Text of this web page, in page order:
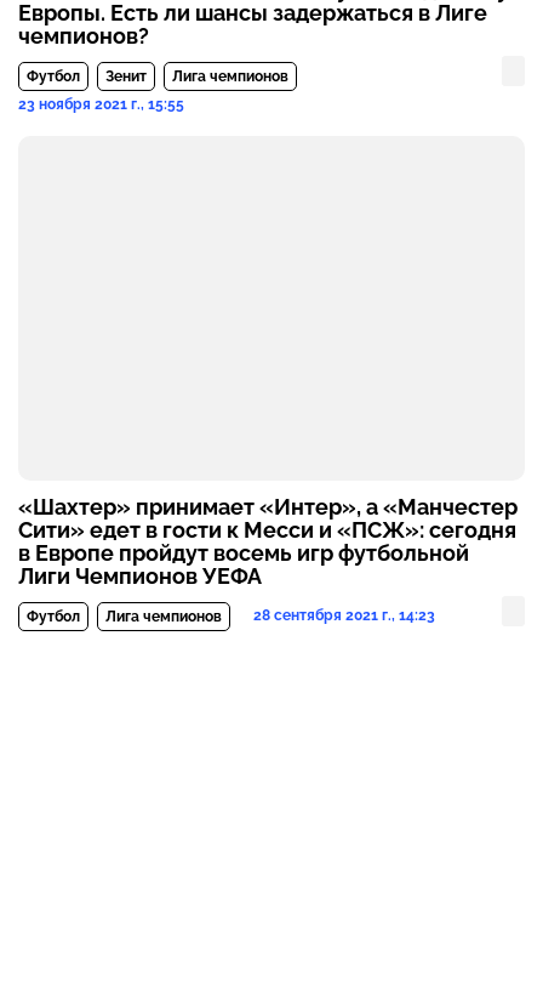
Европы. Есть ли шансы задержаться в Лиге
чемпионов?
Футбол Зенит
Лига чемпионов
23 ноября 2021 г., 15:55
«Шахтер» принимает «Интер», а «Манчестер
Сити» едет в гости к Месси и «ПСЖ»: сегодня
в Европе пройдут восемь игр футбольной
Лиги Чемпионов УЕФА
Футбол Лига чемпионов 28 сентября 2021 г., 14:23